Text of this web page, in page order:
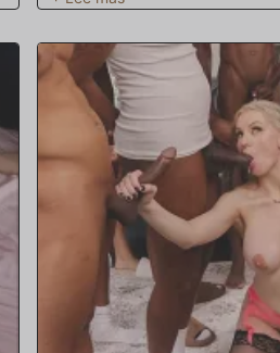
para asegurarse de que Aften tenga
blanco? El suegro da un paso
de amigos del novio le proporcionen
su alma. Con cinco filetes de carne
bolsillo de la polla está lleno de
pollas gigantes le dejan un rastro
se sacude y se sacude por todas
completo de su horrible día y de ese
importa que le meta esa gran polla
problemas. El último baño de
bodas. Este es un día de boda para